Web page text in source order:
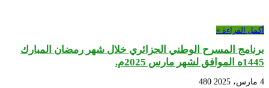
أكمل القراءة »
برنامج المسرح الوطني الجزائري خلال شهر رمضان المبارك
1445ه الموافق لشهر مارس 2025م.
4 مارس، 2025 480